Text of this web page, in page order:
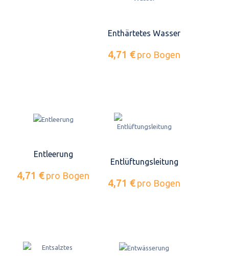
Enthärtetes Wasser
4,71 € pro Bogen
Entleerung
4,71 € pro Bogen
Entlüftungsleitung
4,71 € pro Bogen